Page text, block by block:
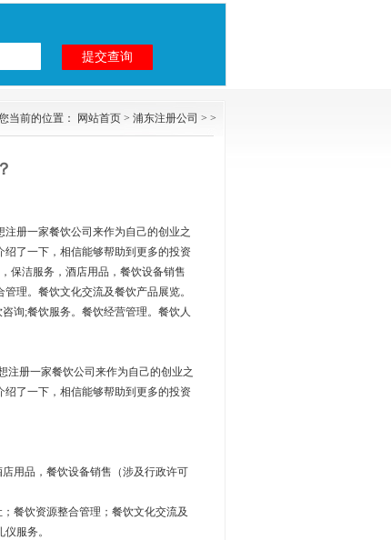
当前的位置： 网站首页 > 浦东注册公司 > >
册一家餐饮公司来作为自己的创业之
了一下，相信能够帮助到更多的投资
保洁服务，酒店用品，餐饮设备销售
理。餐饮文化交流及餐饮产品展览。
询;餐饮服务。餐饮经营管理。餐饮人
册一家餐饮公司来作为自己的创业之
了一下，相信能够帮助到更多的投资
用品，餐饮设备销售（涉及行政许可
餐饮资源整合管理；餐饮文化交流及
服务。